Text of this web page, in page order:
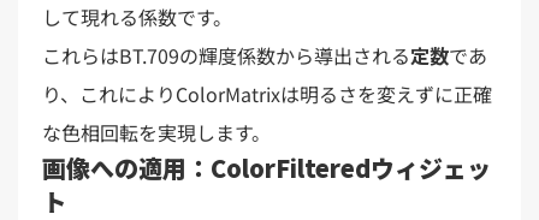
して現れる係数です。
これらはBT.709の輝度係数から導出される定数であ
り、これによりColorMatrixは明るさを変えずに正確
な色相回転を実現します。
画像への適用：ColorFilteredウィジェッ
ト